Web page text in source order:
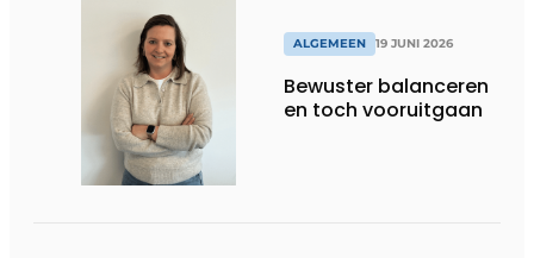
ALGEMEEN 19 JUNI 2026
Bewuster balanceren
en toch vooruitgaan